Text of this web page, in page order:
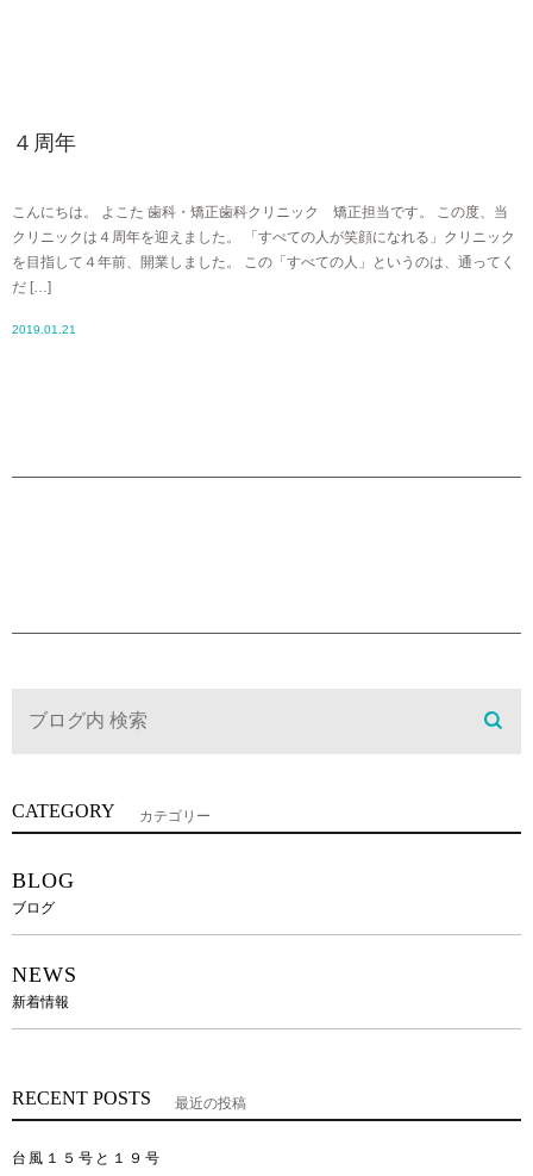
４周年
こんにちは。 よこた 歯科・矯正歯科クリニック 矯正担当です。 この度、当
クリニックは４周年を迎えました。 「すべての人が笑顔になれる」クリニック
を目指して４年前、開業しました。 この「すべての人」というのは、通ってく
だ […]
2019.01.21
CATEGORY カテゴリー
BLOG
ブログ
NEWS
新着情報
RECENT POSTS 最近の投稿
台風１５号と１９号